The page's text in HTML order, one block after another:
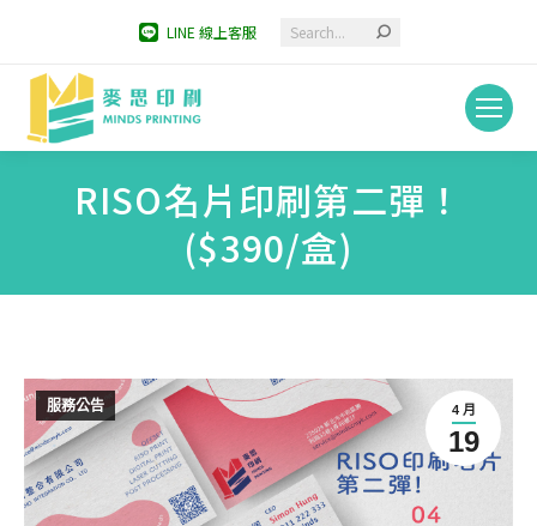
LINE 線上客服 Search:
RISO名片印刷第二彈！
($390/盒)
4 月
19
服務公告